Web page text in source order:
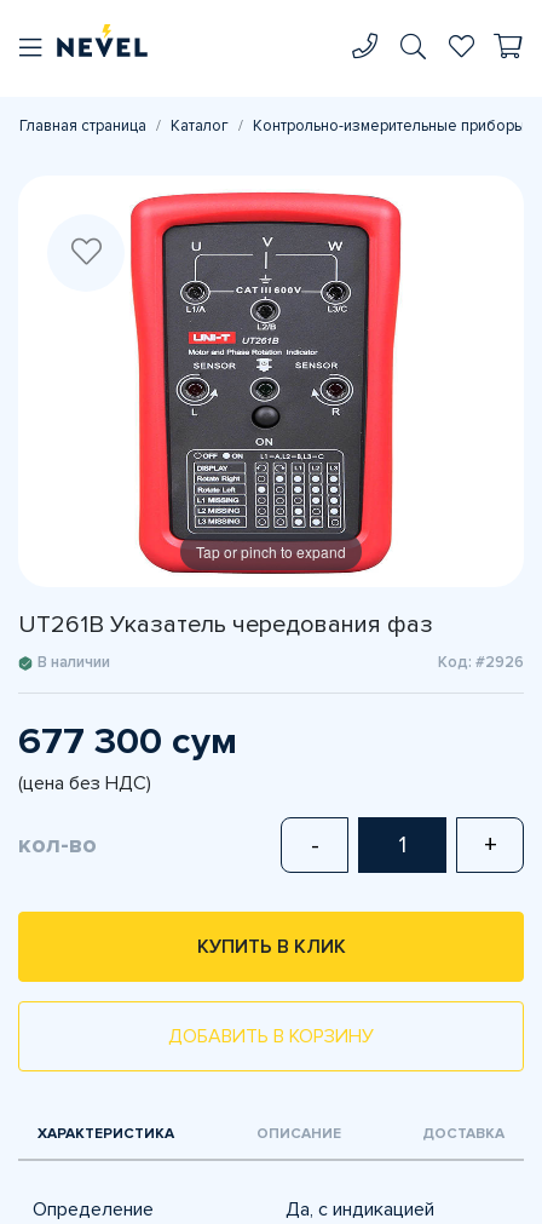
Главная страница Каталог Контрольно-измерительные приборы
Tap or pinch to expand
UT261B Указатель чередования фаз
В наличии Код: #2926
677 300 сум
(цена без НДС)
кол-во - +
КУПИТЬ В КЛИК
ДОБАВИТЬ В КОРЗИНУ
ХАРАКТЕРИСТИКА ОПИСАНИЕ ДОСТАВКА
Определение
Да, с индикацией